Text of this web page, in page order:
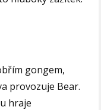
gongem,
provozuje Bear.
hraje